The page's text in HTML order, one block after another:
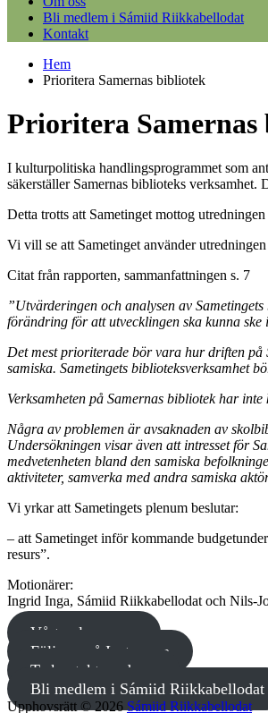
Bli medlem i Sámiid Riikkabellodat
Kontakt
Hem
Prioritera Samernas bibliotek
Prioritera
I kulturpolitiska handlingsprogrammet som
säkerställer Samernas biblioteks
Detta trotts att Sametinget mottog
Vi vill se att Sametinget använder
Citat från rapporten, sammanfattningen s. 7
”Utvärderingen och analysen av
förändring för att utvecklingen ska kunna
Det mest prioriterade bör vara hur driften
samiska. Sametingets biblioteksverksamhet
Verksamheten på Samernas bibliotek har
Några av problemen är avsaknaden av
Undersökningen visar även att intresset för
medvetenheten bland den samiska
aktiviteter, samverka med andra samiska
Vi yrkar att Sametingets plenum beslutar:
– att Sametinget inför kommande
resurs”.
Motionärer:
Ingrid Inga, Sámiid Riikkabellodat och Nils-
Vårt valprogram
Följ oss på Instagram
Ta kontakt med oss
Bli medlem i Sámiid Riikkabellodat
Upphovsrätt © 2026 Sámiid Riikkabellodat